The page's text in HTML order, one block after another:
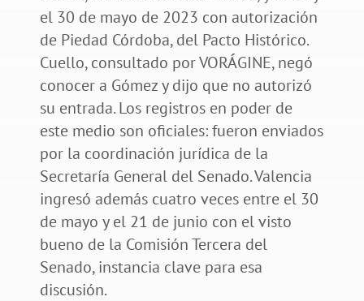
el 30 de mayo de 2023 con autorización
de Piedad Córdoba, del Pacto Histórico.
Cuello, consultado por VORÁGINE, negó
conocer a Gómez y dijo que no autorizó
su entrada. Los registros en poder de
este medio son oficiales: fueron enviados
por la coordinación jurídica de la
Secretaría General del Senado. Valencia
ingresó además cuatro veces entre el 30
de mayo y el 21 de junio con el visto
bueno de la Comisión Tercera del
Senado, instancia clave para esa
discusión.